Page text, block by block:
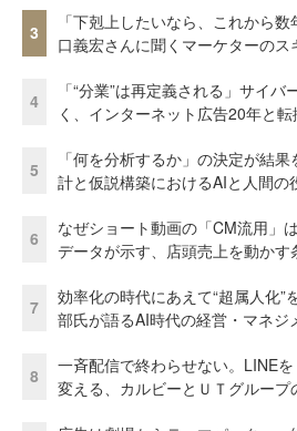
3
「下剋上したいなら、これから
口義宏さんに聞くマーケターのス
4
「“分業”は再定義される」サイ
く、インターネット広告20年と転
5
「何を分析するか」の決定が結
計と仮説構築におけるAIと人間の
6
なぜショート動画の「CM流用」
データが示す、店頭売上を動かす
7
効率化の時代にあえて“超属人化
部氏が語るAI時代の経営・マネジ
8
一斉配信で終わらせない。LINE
変える、カルビーとＵＴグループ